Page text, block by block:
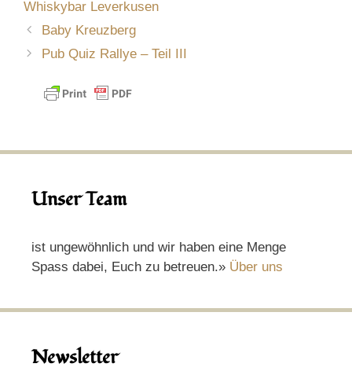
Whiskybar Leverkusen
Baby Kreuzberg
Pub Quiz Rallye – Teil III
Unser Team
ist ungewöhnlich und wir haben eine Menge
Spass dabei, Euch zu betreuen.» Über uns
Newsletter